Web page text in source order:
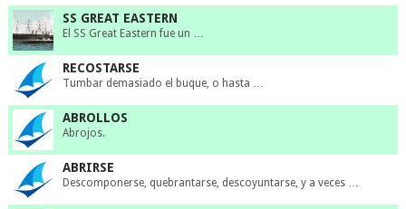
SS GREAT EASTERN
El SS Great Eastern fue un …
RECOSTARSE
Tumbar demasiado el buque, o hasta …
ABROLLOS
Abrojos.
ABRIRSE
Descomponerse, quebrantarse, descoyuntarse, y a veces …